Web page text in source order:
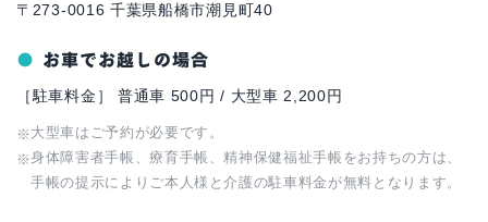
〒273-0016 千葉県船橋市潮見町40
お車でお越しの場合
［駐車料金］ 普通車 500円 / 大型車 2,200円
大型車はご予約が必要です。
身体障害者手帳、療育手帳、精神保健福祉手帳をお持ちの方は、
手帳の提示によりご本人様と介護の駐車料金が無料となります。